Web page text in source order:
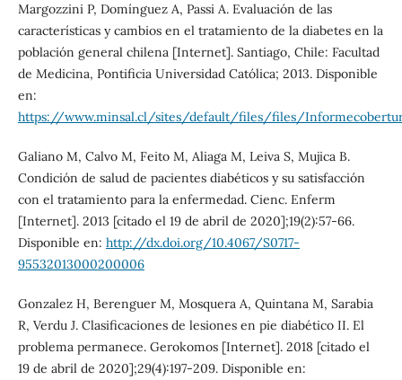
Margozzini P, Domínguez A, Passi A. Evaluación de las
características y cambios en el tratamiento de la diabetes en la
población general chilena [Internet]. Santiago, Chile: Facultad
de Medicina, Pontificia Universidad Católica; 2013. Disponible
en:
https://www.minsal.cl/sites/default/files/files/
Galiano M, Calvo M, Feito M, Aliaga M, Leiva S, Mujica B.
Condición de salud de pacientes diabéticos y su satisfacción
con el tratamiento para la enfermedad. Cienc. Enferm
[Internet]. 2013 [citado el 19 de abril de 2020];19(2):57-66.
Disponible en: http://dx.doi.org/10.4067/S0717-
95532013000200006
Gonzalez H, Berenguer M, Mosquera A, Quintana M, Sarabia
R, Verdu J. Clasificaciones de lesiones en pie diabético II. El
problema permanece. Gerokomos [Internet]. 2018 [citado el
19 de abril de 2020];29(4):197-209. Disponible en: